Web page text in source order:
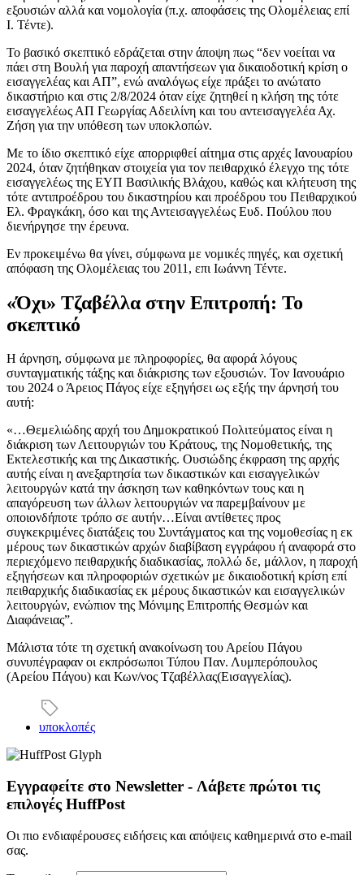
εξουσιών αλλά και νομολογία (π.χ. αποφάσεις της Ολομέλειας επί
Ι. Τέντε).
Το βασικό σκεπτικό εδράζεται στην άποψη πως “δεν νοείται να
πάει στη Βουλή για παροχή απαντήσεων για δικαιοδοτική κρίση ο
εισαγγελέας και ΑΠ”, ενώ αναλόγως είχε πράξει το ανώτατο
δικαστήριο και στις 2/8/2024 όταν είχε ζητηθεί η κλήση της τότε
εισαγγελέως ΑΠ Γεωργίας Αδειλίνη και του αντεισαγγελέα Αχ.
Ζήση για την υπόθεση των υποκλοπών.
Με το ίδιο σκεπτικό είχε απορριφθεί αίτημα στις αρχές Ιανουαρίου
2024, όταν ζητήθηκαν στοιχεία για τον πειθαρχικό έλεγχο της τότε
εισαγγελέως της ΕΥΠ Βασιλικής Βλάχου, καθώς και κλήτευση της
τότε αντιπροέδρου του δικαστηρίου και προέδρου του Πειθαρχικού
Ελ. Φραγκάκη, όσο και της Αντεισαγγελέως Ευδ. Πούλου που
διενήργησε την έρευνα.
Εν προκειμένω θα γίνει, σύμφωνα με νομικές πηγές, και σχετική
απόφαση της Ολομέλειας του 2011, επι Ιωάννη Τέντε.
«Όχι» Τζαβέλλα στην Επιτροπή: Το
σκεπτικό
Η άρνηση, σύμφωνα με πληροφορίες, θα αφορά λόγους
συνταγματικής τάξης και διάκρισης των εξουσιών. Τον Ιανουάριο
του 2024 ο Άρειος Πάγος είχε εξηγήσει ως εξής την άρνησή του
αυτή:
«…Θεμελιώδης αρχή του Δημοκρατικού Πολιτεύματος είναι η
διάκριση των Λειτουργιών του Κράτους, της Νομοθετικής, της
Εκτελεστικής και της Δικαστικής. Ουσιώδης έκφραση της αρχής
αυτής είναι η ανεξαρτησία των δικαστικών και εισαγγελικών
λειτουργών κατά την άσκηση των καθηκόντων τους και η
απαγόρευση των άλλων λειτουργιών να παρεμβαίνουν με
οποιονδήποτε τρόπο σε αυτήν…Είναι αντίθετες προς
συγκεκριμένες διατάξεις του Συντάγματος και της νομοθεσίας η εκ
μέρους των δικαστικών αρχών διαβίβαση εγγράφου ή αναφορά στο
περιεχόμενο πειθαρχικής διαδικασίας, πολλώ δε, μάλλον, η παροχή
εξηγήσεων και πληροφοριών σχετικών με δικαιοδοτική κρίση επί
πειθαρχικής διαδικασίας εκ μέρους δικαστικών και εισαγγελικών
λειτουργών, ενώπιον της Μόνιμης Επιτροπής Θεσμών και
Διαφάνειας”.
Μάλιστα τότε τη σχετική ανακοίνωση του Αρείου Πάγου
συνυπέγραφαν οι εκπρόσωποι Τύπου Παν. Λυμπερόπουλος
(Αρείου Πάγου) και Κων/νος Τζαβέλλας(Εισαγγελίας).
υποκλοπές
Εγγραφείτε στο Newsletter - Λάβετε πρώτοι τις
επιλογές HuffPost
Οι πιο ενδιαφέρουσες ειδήσεις και απόψεις καθημερινά στο e-mail
σας.